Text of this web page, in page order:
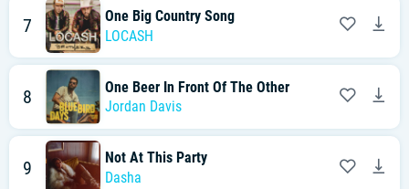
7
One Big Country Song
LOCASH
8
One Beer In Front Of The Other
Jordan Davis
9
Not At This Party
Dasha